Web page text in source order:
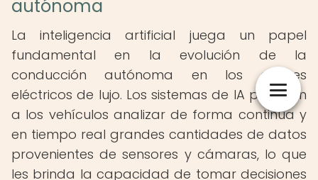
autónoma
La inteligencia artificial juega un papel
fundamental en la evolución de la
conducción autónoma en los coches
eléctricos de lujo. Los sistemas de IA permiten
a los vehículos analizar de forma continua y
en tiempo real grandes cantidades de datos
provenientes de sensores y cámaras, lo que
les brinda la capacidad de tomar decisiones